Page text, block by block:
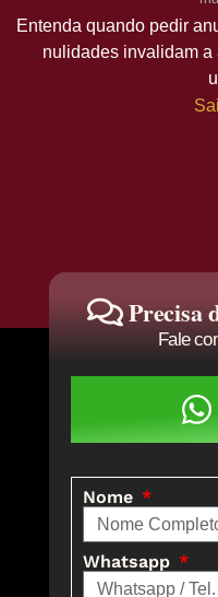
Entenda quando pedir
nulidades invalidam a
Precisa
Fale
Nome
Whatsapp